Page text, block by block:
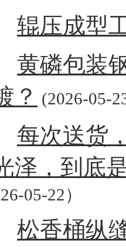
辊压成型
黄磷包装
？ (2026-05-
每次送货
泽，到底
05-22）
松香桶纵